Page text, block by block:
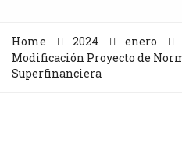
Home 2024 enero
Modificación Proyecto de
Superfinanciera